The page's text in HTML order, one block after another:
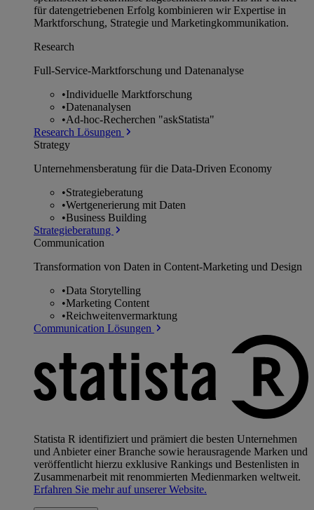
für datengetriebenen Erfolg kombinieren wir Expertise in
Marktforschung, Strategie und Marketingkommunikation.
Research
Full-Service-Marktforschung und Datenanalyse
•Individuelle Marktforschung
•Datenanalysen
•Ad-hoc-Recherchen "askStatista"
Research Lösungen
Strategy
Unternehmens­beratung für die Data-Driven Economy
•Strategieberatung
•Wertgenerierung mit Daten
•Business Building
Strategieberatung
Communication
Transformation von Daten in Content-Marketing und Design
•Data Storytelling
•Marketing Content
•Reichweitenvermarktung
Communication Lösungen
Statista R identifiziert und prämiert die besten Unternehmen
und Anbieter einer Branche sowie herausragende Marken und
veröffentlicht hierzu exklusive Rankings und Bestenlisten in
Zusammenarbeit mit renommierten Medienmarken weltweit.
Erfahren Sie mehr auf unserer Website.